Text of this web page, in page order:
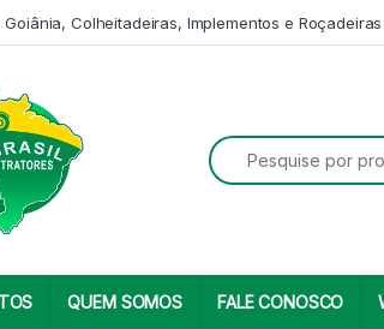
Colheitadeiras, Implementos e Roçadeiras
Search for:
QUEM SOMOS FALE CONOSCO